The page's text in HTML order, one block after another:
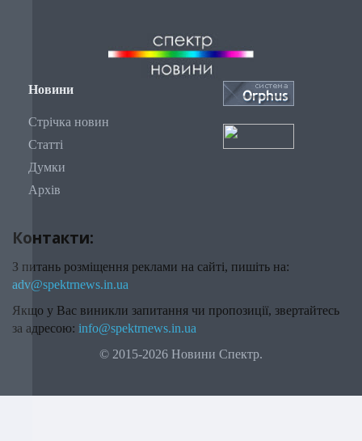
Новини
Стрічка новин
Статті
Думки
Архів
Контакти:
З питань розміщення реклами на сайті, пишіть на:
adv@spektrnews.in.ua
Якщо у Вас виникли запитання чи пропозиції, звертайтесь
за адресою: info@spektrnews.in.ua
© 2015-2026 Новини Спектр.